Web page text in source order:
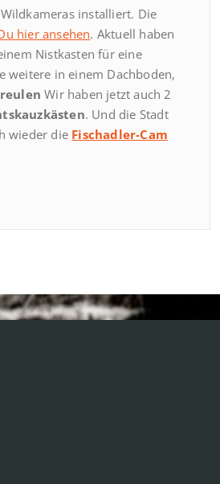
installiert. Die
hier ansehen. Aktuell haben
Nistkasten für eine
weitere in einem Dachboden,
Wir haben jetzt auch 2
. Und die Stadt
wieder die Fischadler-Cam